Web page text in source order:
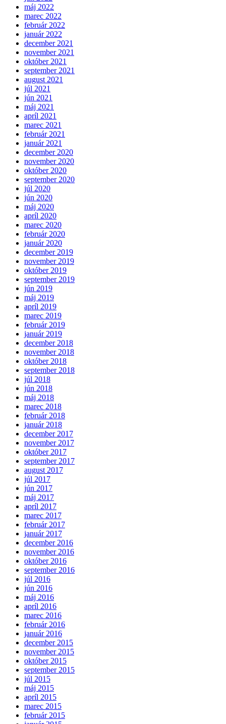
máj 2022
marec 2022
február 2022
január 2022
december 2021
november 2021
október 2021
september 2021
august 2021
júl 2021
jún 2021
máj 2021
apríl 2021
marec 2021
február 2021
január 2021
december 2020
november 2020
október 2020
september 2020
júl 2020
jún 2020
máj 2020
apríl 2020
marec 2020
február 2020
január 2020
december 2019
november 2019
október 2019
september 2019
jún 2019
máj 2019
apríl 2019
marec 2019
február 2019
január 2019
december 2018
november 2018
október 2018
september 2018
júl 2018
jún 2018
máj 2018
marec 2018
február 2018
január 2018
december 2017
november 2017
október 2017
september 2017
august 2017
júl 2017
jún 2017
máj 2017
apríl 2017
marec 2017
február 2017
január 2017
december 2016
november 2016
október 2016
september 2016
júl 2016
jún 2016
máj 2016
apríl 2016
marec 2016
február 2016
január 2016
december 2015
november 2015
október 2015
september 2015
júl 2015
máj 2015
apríl 2015
marec 2015
február 2015